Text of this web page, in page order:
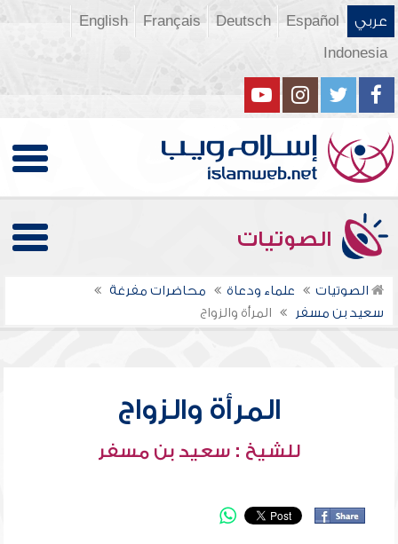
عربي Español
Deutsch
Français
English
Indonesia
الصوتيات
الصوتيات علماء ودعاة
محاضرات مفرغة
سعيد بن مسفر
المرأة والزواج
المرأة والزواج
للشيخ : سعيد بن مسفر